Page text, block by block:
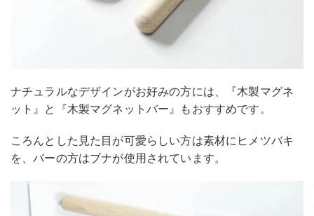
ナチュラルなデザインがお好みの方には、『木製マグネ
ット』と『木製マグネットバー』もおすすめです。
ころんとした見た目が可愛らしい方は素材にヒメツバキ
を、バーの方はブナが使用されています。